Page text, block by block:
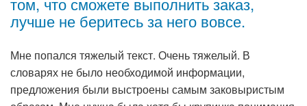
лучше не беритесь за него вовсе.
Мне попался тяжелый текст. Очень тяжелый. В
словарях не было необходимой информации,
предложения были выстроены самым заковыристым